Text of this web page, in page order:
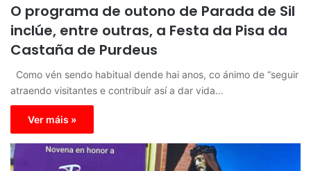
O programa de outono de Parada de Sil
inclúe, entre outras, a Festa da Pisa da
Castaña de Purdeus
Como vén sendo habitual dende hai anos, co ánimo de “seguir
atraendo visitantes e contribuír así a dar vida…
Ver máis »